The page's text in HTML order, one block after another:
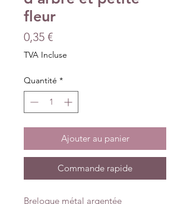
fleur
0,35 €Prix
TVA Incluse
Quantité *
Ajouter au panier
Commande rapide
Breloque métal argentée